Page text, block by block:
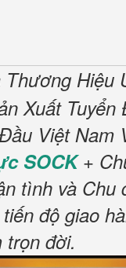
Hiệu
Xuất
Việt Nam
SOCK+
tình và Chu
độ giao
trọn đời.